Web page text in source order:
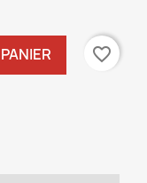
favorite_border